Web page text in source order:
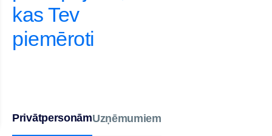
kas Tev
piemēroti
PrivātpersonāmUzņēmumiem